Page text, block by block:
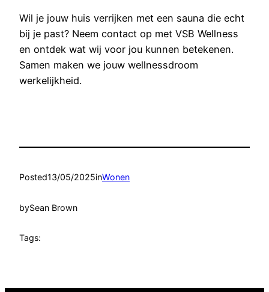
Wil je jouw huis verrijken met een sauna die echt
bij je past? Neem contact op met VSB Wellness
en ontdek wat wij voor jou kunnen betekenen.
Samen maken we jouw wellnessdroom
werkelijkheid.
Posted13/05/2025inWonen
bySean Brown
Tags: